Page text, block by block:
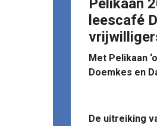
Pelikaan
leescafé
Met Pelikaan
Doemkes en
De uitreiking